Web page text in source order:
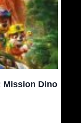
Mission Dino